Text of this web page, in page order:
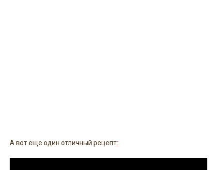
А вот еще один отличный рецепт: